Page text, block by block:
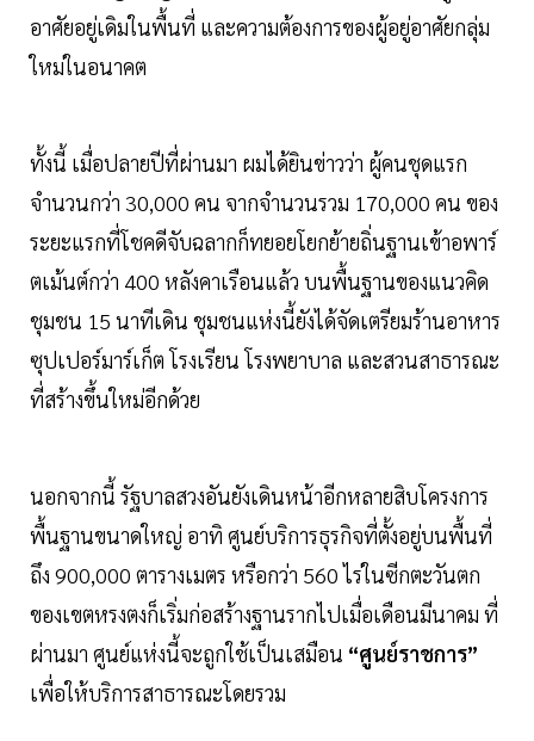
อาศัยอยู่เดิมในพื้นที่ และความต้องการของผู้อยู่อาศัยกลุ่ม
ใหม่ในอนาคต
ทั้งนี้ เมื่อปลายปีที่ผ่านมา ผมได้ยินข่าวว่า ผู้คนชุดแรก
จำนวนกว่า 30,000 คน จากจำนวนรวม 170,000 คน ของ
ระยะแรกที่โชคดีจับฉลากก็ทยอยโยกย้ายถิ่นฐานเข้าอพาร์
ตเม้นต์กว่า 400 หลังคาเรือนแล้ว บนพื้นฐานของแนวคิด
ชุมชน 15 นาทีเดิน ชุมชนแห่งนี้ยังได้จัดเตรียมร้านอาหาร
ซุปเปอร์มาร์เก็ต โรงเรียน โรงพยาบาล และสวนสาธารณะ
ที่สร้างขึ้นใหม่อีกด้วย
นอกจากนี้ รัฐบาลสวงอันยังเดินหน้าอีกหลายสิบโครงการ
พื้นฐานขนาดใหญ่ อาทิ ศูนย์บริการธุรกิจที่ตั้งอยู่บนพื้นที่
ถึง 900,000 ตารางเมตร หรือกว่า 560 ไร่ในซีกตะวันตก
ของเขตหรงตงก็เริ่มก่อสร้างฐานรากไปเมื่อเดือนมีนาคม ที่
ผ่านมา ศูนย์แห่งนี้จะถูกใช้เป็นเสมือน “ศูนย์ราชการ”
เพื่อให้บริการสาธารณะโดยรวม